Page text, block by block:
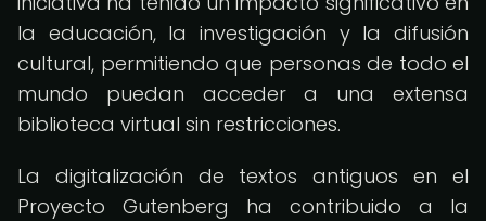
la educación, la investigación y la difusión
cultural, permitiendo que personas de todo el
mundo puedan acceder a una extensa
biblioteca virtual sin restricciones.
La digitalización de textos antiguos en el
Proyecto Gutenberg ha contribuido a la